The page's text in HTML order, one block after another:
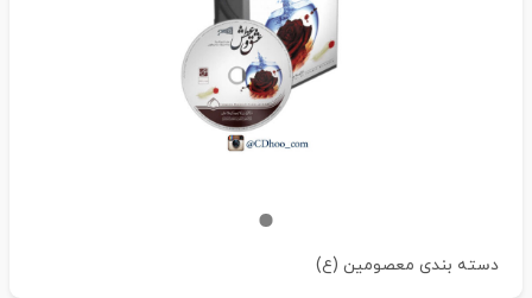
دسته بندی معصومین (ع)